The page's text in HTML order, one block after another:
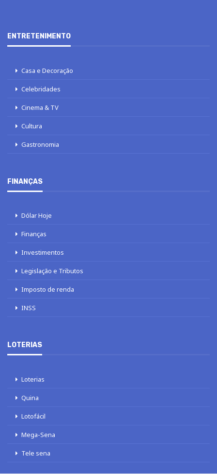
ENTRETENIMENTO
Casa e Decoração
Celebridades
Cinema & TV
Cultura
Gastronomia
FINANÇAS
Dólar Hoje
Finanças
Investimentos
Legislação e Tributos
Imposto de renda
INSS
LOTERIAS
Loterias
Quina
Lotofácil
Mega-Sena
Tele sena